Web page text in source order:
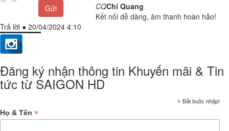
Gửi
CQChí Quang
Kết nối dễ dàng, âm thanh hoàn hảo!
Trả lời ● 20/04/2024 4:10
Đăng ký nhận thông tin Khuyến mãi & Tin
tức từ SAIGON HD
* Bắt buộc nhập!
Họ & Tên *